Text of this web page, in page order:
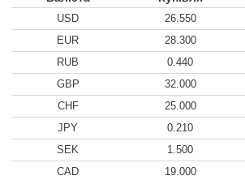
USD 26.550
EUR
28.300
RUB
0.440
GBP
32.000
CHF
25.000
JPY
0.210
SEK
1.500
CAD
19.000